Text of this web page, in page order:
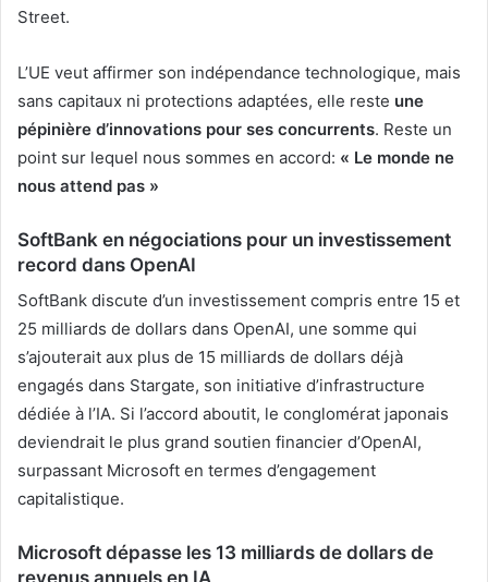
Street.
L’UE veut affirmer son indépendance technologique, mais
sans capitaux ni protections adaptées, elle reste une
pépinière d’innovations pour ses concurrents. Reste un
point sur lequel nous sommes en accord: « Le monde ne
nous attend pas »
SoftBank en négociations pour un investissement
record dans OpenAI
SoftBank discute d’un investissement compris entre 15 et
25 milliards de dollars dans OpenAI, une somme qui
s’ajouterait aux plus de 15 milliards de dollars déjà
engagés dans Stargate, son initiative d’infrastructure
dédiée à l’IA. Si l’accord aboutit, le conglomérat japonais
deviendrait le plus grand soutien financier d’OpenAI,
surpassant Microsoft en termes d’engagement
capitalistique.
Microsoft dépasse les 13 milliards de dollars de